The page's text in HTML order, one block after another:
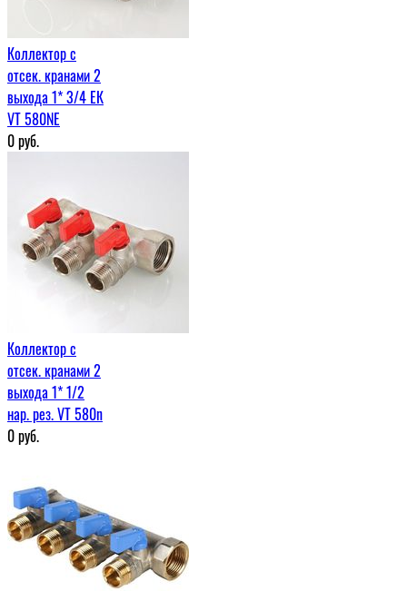
Коллектор с
отсек. кранами 2
выхода 1* 3/4 ЕК
VT 580NE
0руб.
Коллектор с
отсек. кранами 2
выхода 1* 1/2
нар. рез. VT 580n
0руб.